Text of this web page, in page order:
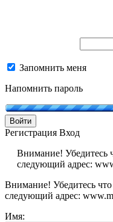
Запомнить меня
Напомнить пароль
Войти
Регистрация Вход
Внимание! Убедитесь
следующий адрес:
Внимание! Убедитесь что
следующий адрес:
Имя: